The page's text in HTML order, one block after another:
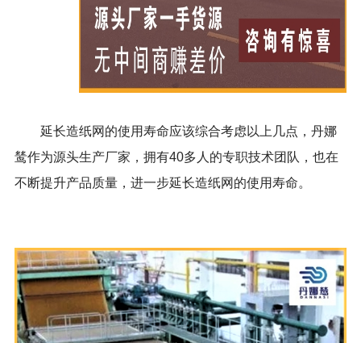
延长造纸网的使用寿命应该综合考虑以上几点，丹娜
鸶作为源头生产厂家，拥有40多人的专职技术团队，也在
不断提升产品质量，进一步延长造纸网的使用寿命。